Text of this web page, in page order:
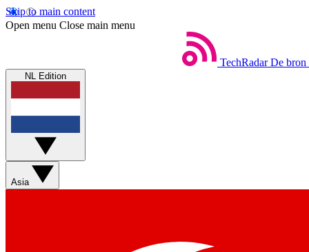
Skip to main content
Open menu Close main menu
TechRadar De bron
NL Edition
Asia